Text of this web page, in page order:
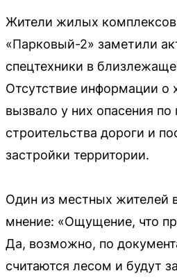
Жители жилых
«Парковый-2» заметили
спецтехники в
Отсутствие информации о
вызвало у них опасения
строительства дороги и
застройки территории.
Один из местных жителей
мнение: «Ощущение, что
Да, возможно, по
считаются лесом и будут